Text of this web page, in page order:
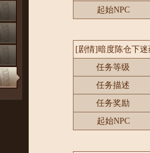
起始NPC
[剧情]暗度陈仓下迷
任务等级
任务描述
任务奖励
起始NPC